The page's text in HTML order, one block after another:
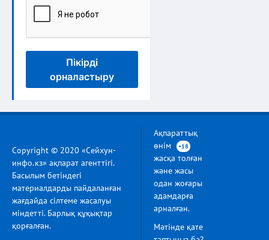
Пікірді
орналастыру
Copyright © 2020 «Сейхун-
инфо.кз» ақпарат агенттігі.
Басылым бетіндегі
материалдарды пайдаланған
жағдайда сілтеме жасалуы
міндетті. Барлық құқықтар
қорғалған.
Ақпараттық
өнім
+18
жасқа толған
және жасы
одан жоғары
адамдарға
арналған.
Мәтінде қате